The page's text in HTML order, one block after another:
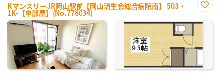
KマンスリーJR岡山駅前【岡山済生会総合病院南】 503・
1K-【中部屋】(No.778034)
に入
り登